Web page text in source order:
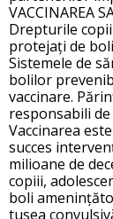
VACCINAREA
Drepturile
protejați de
Sistemele de
bolilor
vaccinare.
responsabili
Vaccinarea
succes
milioane de
copiii,
boli
tusea